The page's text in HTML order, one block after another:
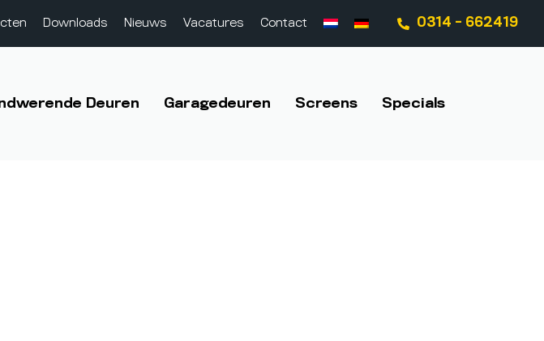
Downloads Nieuws Vacatures Contact 0314 - 662419
Deuren Garagedeuren Screens Specials